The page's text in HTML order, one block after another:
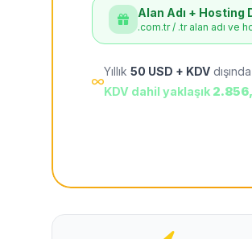
Alan Adı + Hosting
.com.tr / .tr alan adı ve
Yıllık 50 USD + KDV
KDV dahil yaklaşık